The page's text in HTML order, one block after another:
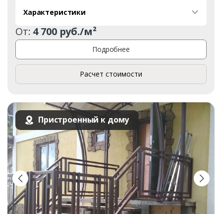
Характеристики
От: 4 700 руб./м²
Подробнее
Расчет стоимости
Пристроенный к дому